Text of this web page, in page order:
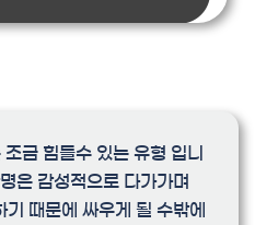
금 힘들수 있는 유형 입니
은 감성적으로 다가가며
때문에 싸우게 될 수밖에